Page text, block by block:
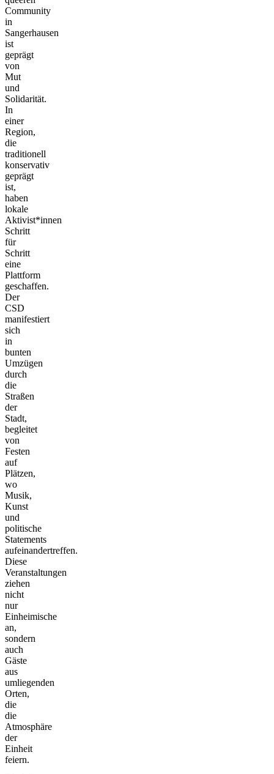
Community
in
Sangerhausen
ist
geprägt
von
Mut
und
Solidarität.
In
einer
Region,
die
traditionell
konservativ
geprägt
ist,
haben
lokale
Aktivist*innen
Schritt
für
Schritt
eine
Plattform
geschaffen.
Der
CSD
manifestiert
sich
in
bunten
Umzügen
durch
die
Straßen
der
Stadt,
begleitet
von
Festen
auf
Plätzen,
wo
Musik,
Kunst
und
politische
Statements
aufeinandertreffen.
Diese
Veranstaltungen
ziehen
nicht
nur
Einheimische
an,
sondern
auch
Gäste
aus
umliegenden
Orten,
die
die
Atmosphäre
der
Einheit
feiern.